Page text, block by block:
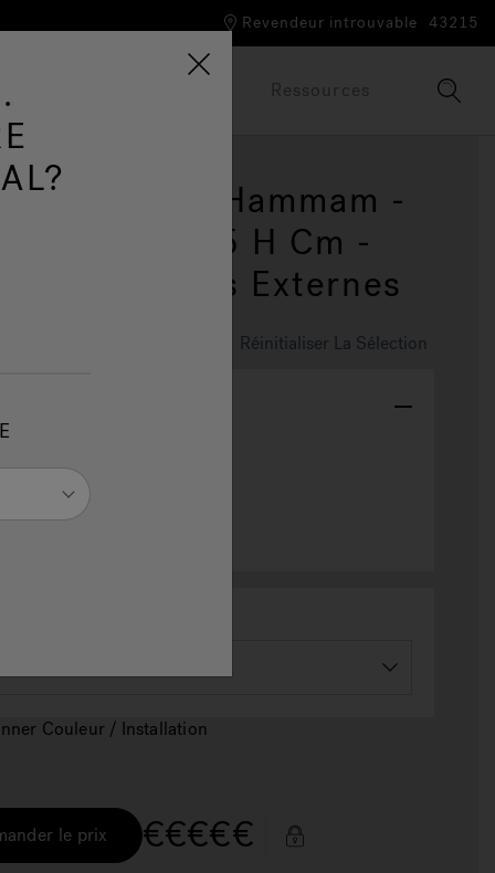
Revendeur introuvable 43215
Ressources
- Sauna | Hammam -
X 216 X 225 H Cm -
Commandes Externes
Réinitialiser La Sélection
Couleur / Installation
€€€€€
le prix